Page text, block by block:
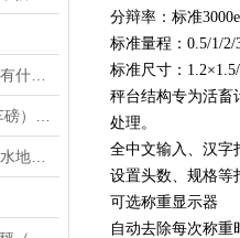
分辩率：标准
标准量程：0.5/1/2/
标准尺寸：
秤台结构专为活畜
处理。
全中文输入、汉字
设置头数、规格等
可选称重显示器
自动去除每次称重